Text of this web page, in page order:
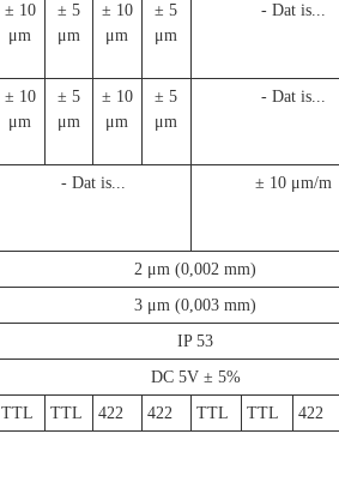
± 10
μm
± 5
μm
± 10
μm
± 5
μm
- Dat is...
± 10
μm
± 5
μm
± 10
μm
± 5
μm
- Dat is...
- Dat is... ± 10 μm/m
2 μm (0,002 mm)
3 μm (0,003 mm)
IP 53
DC 5V ± 5%
TTL TTL 422 422 TTL TTL 422